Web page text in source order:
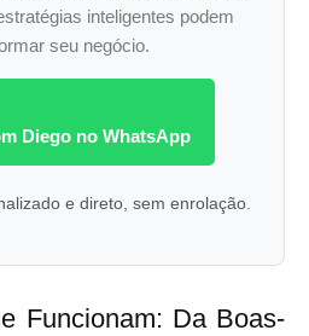
inteligentes podem
seu negócio.
Diego no WhatsApp
e direto, sem enrolação.
Funcionam: Da Boas-